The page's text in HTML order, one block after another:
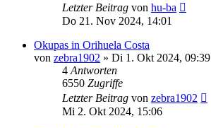
Letzter Beitrag von hu-ba
Do 21. Nov 2024, 14:01
Okupas in Orihuela Costa
von zebra1902 » Di 1. Okt 2024, 09:39
4 Antworten
6550 Zugriffe
Letzter Beitrag von zebra1902
Mi 2. Okt 2024, 15:06